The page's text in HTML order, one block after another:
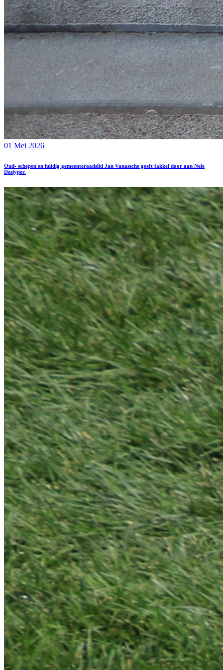
01 Mei 2026
Oud- schepen en huidig gemeenteraadslid Jan Vanassche geeft fakkel door aan Nele
Deslyper.